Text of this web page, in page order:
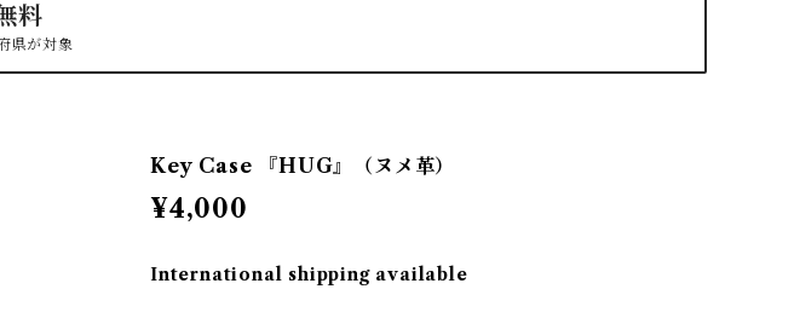
料
県が対象
Key Case 『HUG』（ヌメ革）
¥4,000
International shipping available